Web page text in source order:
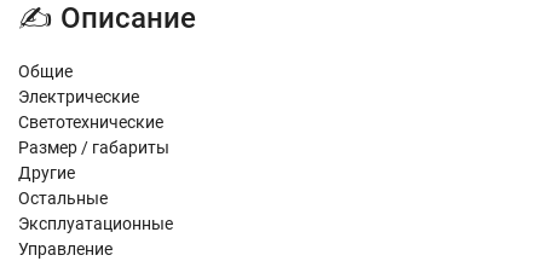
✍ Описание
Общие
Электрические
Светотехнические
Размер / габариты
Другие
Остальные
Эксплуатационные
Управление